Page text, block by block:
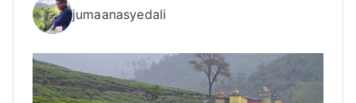
jumaanasyedali